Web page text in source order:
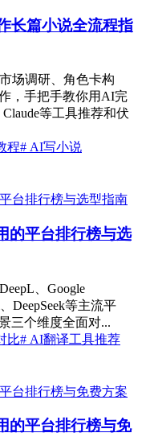
长篇小说全流程指
场调研、角色卡构
，手把手教你用AI完
等工具推荐和伏
程# AI写小说
的平台排行榜与选
、Google
DeepSeek等主流平
三个维度全面对...
比# AI翻译工具推荐
的平台排行榜与免